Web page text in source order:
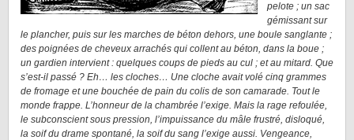
pelote ; un sac
gémissant sur
le plancher, puis sur les marches de béton dehors, une boule sanglante ;
des poignées de cheveux arrachés qui collent au béton, dans la boue ;
un gardien intervient : quelques coups de pieds au cul ; et au mitard. Que
s’est-il passé ? Eh… les cloches… Une cloche avait volé cinq grammes
de fromage et une bouchée de pain du colis de son camarade. Tout le
monde frappe. L’honneur de la chambrée l’exige. Mais la rage refoulée,
le subconscient sous pression, l’impuissance du mâle frustré, disloqué,
la soif du drame spontané, la soif du sang l’exige aussi. Vengeance,